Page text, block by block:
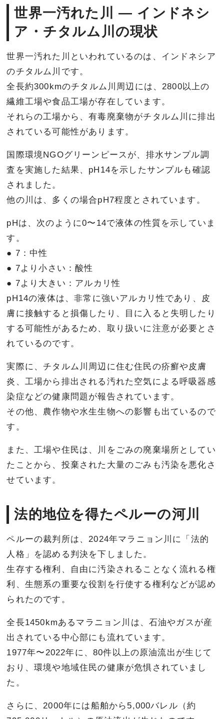
世界一汚れた川 ― インドネシ
ア・チタルム川の現状
世界一汚れた川といわれているのは、インドネシア
のチタルム川です。
全長約300kmのチタルム川周辺には、2800以上の
繊維工場や食品工場が存在しています。
それらの工場から、有毒廃棄物がチタルム川に排出
されている可能性があります。
国際環境NGOグリーンピースが、排水サンプル調
査を実施した結果、pH14を示したサンプルも確認
されました。
他の川は、多くの場合pH7程度とされています。
pHは、次のように0〜14で液体の性質を示していま
す。
● 7：中性
● 7より小さい：酸性
● 7より大きい：アルカリ性
pH14の液体は、非常に強いアルカリ性であり、皮
膚に接触すると損傷したり、目に入ると失明したり
する可能性があるため、取り扱いに注意が必要とさ
れているのです。
実際に、チタルム川周辺に住む住民の疥癬や皮膚
炎、工場から排出される汚れた空気による呼吸器感
染症などの健康問題が報告されています。
その他、農作物や水生生物への影響も出ているので
す。
また、工場や住民は、川をごみの廃棄場所としてい
たことから、投棄された大量のごみも汚染を悪化さ
せています。
法的地位を得たペルーの河川
ペルーの裁判所は、2024年マラニョン川に「法的
人格」を認める判決を下しました。
生存する権利、自由に汚染されることなく流れる権
利、生態系の重要な役割を行使する権利などが認め
られたのです。
全長1450kmあるマラニョン川は、石油やガスが産
出されている中心部にも流れています。
1977年〜2022年に、80件以上の原油流出が生じて
おり、環境や地域住民の健康が危惧されていまし
た。
さらに、2000年には船舶から5,000バレル（約